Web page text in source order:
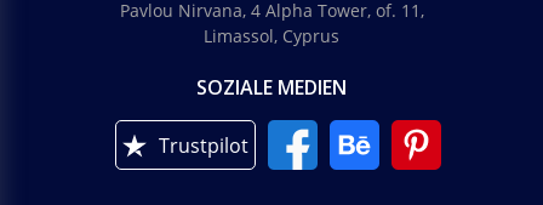
Pavlou Nirvana, 4 Alpha Tower, of. 11,
Limassol, Cyprus
SOZIALE MEDIEN
Trustpilot